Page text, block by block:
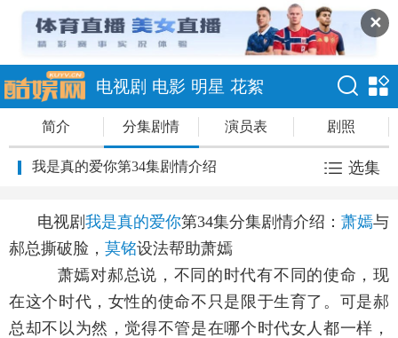
✕
电视剧 电影 明星 花絮
简介 分集剧情 演员表 剧照
我是真的爱你第34集剧情介绍 选集
电视剧 我是真的爱你第34集分集剧情介绍： 萧嫣与
郝总撕破脸， 莫铭设法帮助萧嫣
萧嫣对郝总说，不同的时代有不同的使命，现
在这个时代，女性的使命不只是限于生育了。可是郝
总却不以为然，觉得不管是在哪个时代女人都一样，